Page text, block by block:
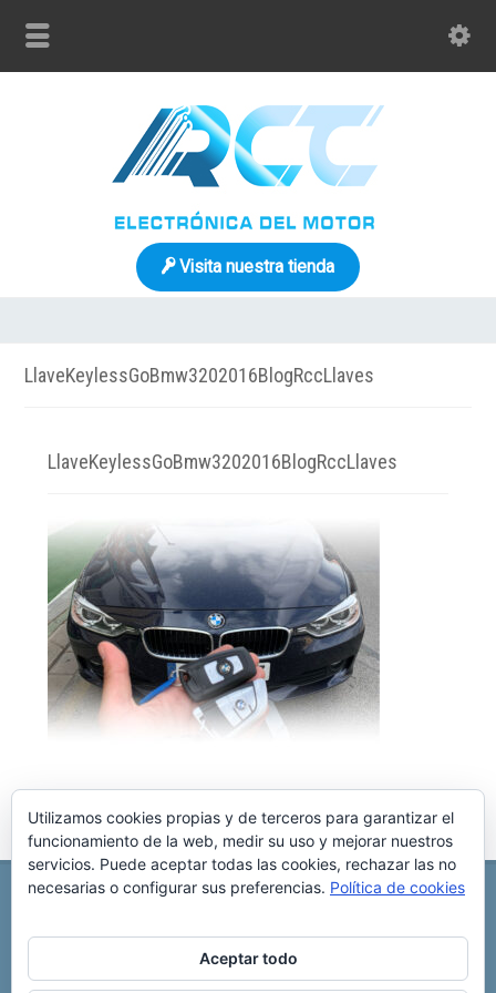
Visita nuestra tienda
LlaveKeylessGoBmw3202016BlogRccLlaves
LlaveKeylessGoBmw3202016BlogRccLlaves
REPARACIÓN CENTRALITA DE COCHE
C/ Virgen del pilar, 6 ,
Copyright © 2025 Reparación Centralita De Coche
Utilizamos cookies propias y de terceros para garantizar el
funcionamiento de la web, medir su uso y mejorar nuestros
servicios. Puede aceptar todas las cookies, rechazar las no
necesarias o configurar sus preferencias. Política de cookies
Aceptar todo